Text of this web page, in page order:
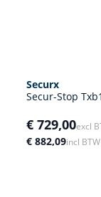
Securx
Secur-Stop
€ 729,00excl
€ 882,09incl BTW